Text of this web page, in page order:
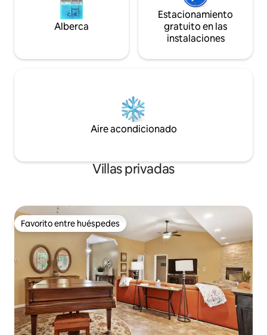
Alberca
Estacionamiento
gratuito en las
instalaciones
Aire acondicionado
Villas privadas
Favorito entre huéspedes
Favorito entre huéspedes